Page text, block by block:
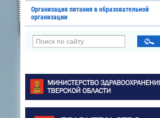
Организация питания в образовательной
организации